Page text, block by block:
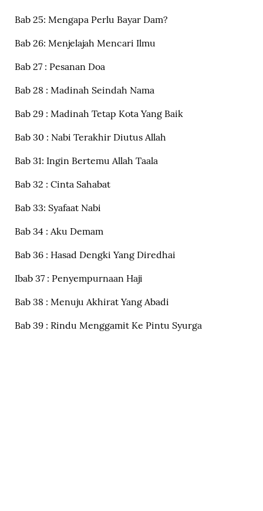
Bab 25: Mengapa Perlu Bayar Dam?
Bab 26: Menjelajah Mencari Ilmu
Bab 27 : Pesanan Doa
Bab 28 : Madinah Seindah Nama
Bab 29 : Madinah Tetap Kota Yang Baik
Bab 30 : Nabi Terakhir Diutus Allah
Bab 31: Ingin Bertemu Allah Taala
Bab 32 : Cinta Sahabat
Bab 33: Syafaat Nabi
Bab 34 : Aku Demam
Bab 36 : Hasad Dengki Yang Diredhai
Ibab 37 : Penyempurnaan Haji
Bab 38 : Menuju Akhirat Yang Abadi
Bab 39 : Rindu Menggamit Ke Pintu Syurga